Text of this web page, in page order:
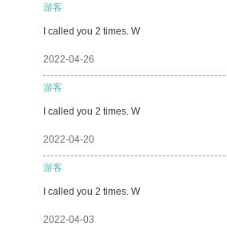
游客
I called you 2 times. W
2022-04-26
游客
I called you 2 times. W
2022-04-20
游客
I called you 2 times. W
2022-04-03